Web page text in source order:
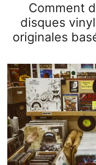
Comment
disques
originales